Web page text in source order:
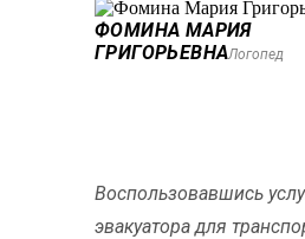
ФОМИНА МАРИЯ
ГРИГОРЬЕВНАЛогопед
Воспользовавшись
эвакуатора для